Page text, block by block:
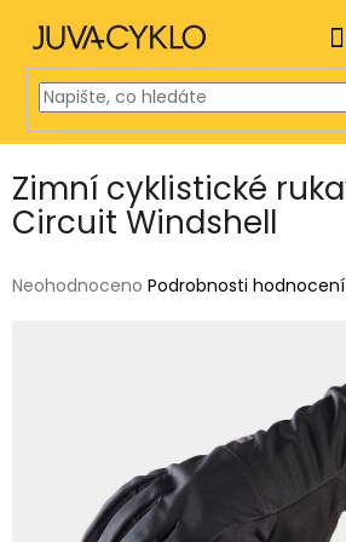
obsah
Zimní cyklistické
Circuit Windshell
Průměrné
Neohodnoceno Podrobnosti hodnocení